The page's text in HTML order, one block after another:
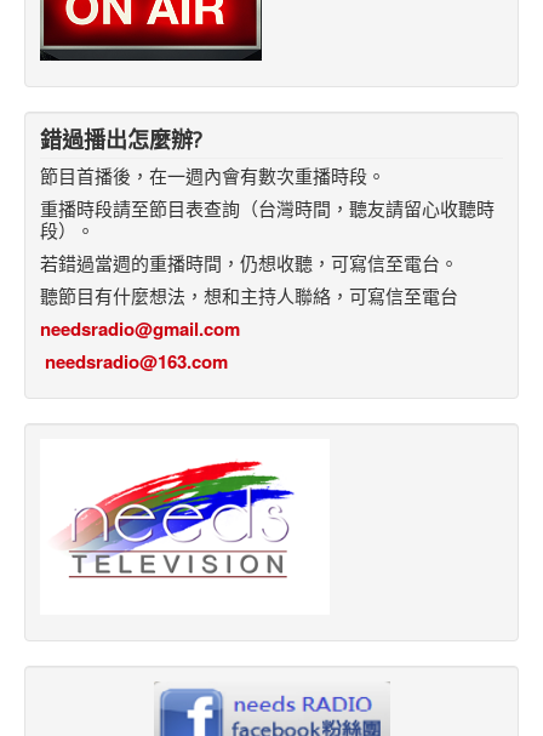
錯過播出怎麼辦?
節目首播後，在一週內會有數次重播時段。
重播時段請至節目表查詢（台灣時間，聽友請留心收聽時
段）。
若錯過當週的重播時間，仍想收聽，可寫信至電台。
聽節目有什麼想法，想和主持人聯絡，可寫信至電台
needsradio@gmail.com
needsradio@163.com